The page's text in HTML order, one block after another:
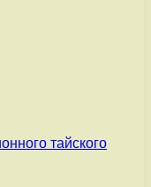
тайского